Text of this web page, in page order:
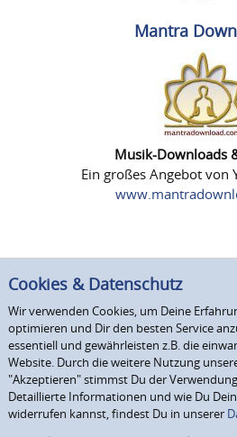
Mantra
Musik-Downloads
Ein großes Angebot von
Cookies & Datenschutz
Wir verwenden Cookies, um Deine
optimieren und Dir den besten Service
essentiell und gewährleisten z.B. die
Website. Durch die weitere Nutzung
"Akzeptieren" stimmst Du der
Detaillierte Informationen und wie Du
widerrufen kannst, findest Du in unserer